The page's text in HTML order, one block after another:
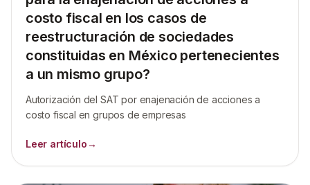
costo fiscal en los casos de
reestructuración de sociedades
constituidas en México pertenecientes
a un mismo grupo?
Autorización del SAT por enajenación de acciones a
costo fiscal en grupos de empresas
Leer artículo→